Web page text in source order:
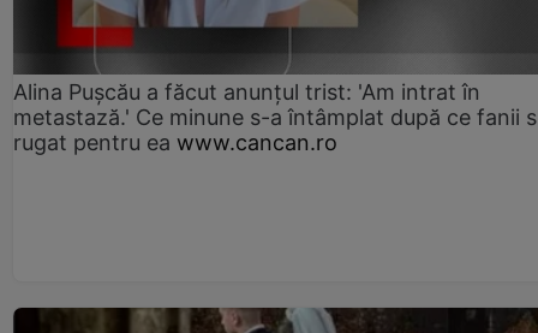
Alina Pușcău a făcut anunțul trist: 'Am intrat în
metastază.' Ce minune s-a întâmplat după ce fanii
rugat pentru ea www.cancan.ro